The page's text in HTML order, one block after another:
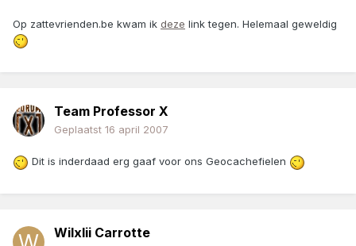
Op zattevrienden.be kwam ik deze link tegen. Helemaal geweldig
Team Professor X
Geplaatst 16 april 2007
Dit is inderdaad erg gaaf voor ons Geocachefielen
Wilxlii Carrotte